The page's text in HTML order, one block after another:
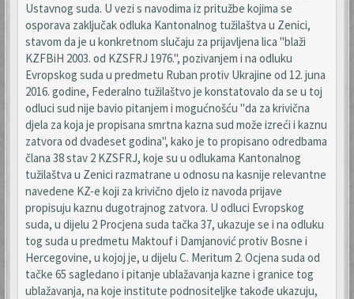
Ustavnog suda. U vezi s navodima iz pritužbe kojima se
osporava zaključak odluka Kantonalnog tužilaštva u Zenici,
stavom da je u konkretnom slučaju za prijavljena lica "blaži
KZFBiH 2003. od KZSFRJ 1976.", pozivanjem i na odluku
Evropskog suda u predmetu Ruban protiv Ukrajine od 12. juna
2016. godine, Federalno tužilaštvo je konstatovalo da se u toj
odluci sud nije bavio pitanjem i mogućnošću "da za krivična
djela za koja je propisana smrtna kazna sud može izreći i kaznu
zatvora od dvadeset godina", kako je to propisano odredbama
člana 38 stav 2 KZSFRJ, koje su u odlukama Kantonalnog
tužilaštva u Zenici razmatrane u odnosu na kasnije relevantne
navedene KZ-e koji za krivično djelo iz navoda prijave
propisuju kaznu dugotrajnog zatvora. U odluci Evropskog
suda, u dijelu 2 Procjena suda tačka 37, ukazuje se i na odluku
tog suda u predmetu Maktouf i Damjanović protiv Bosne i
Hercegovine, u kojoj je, u dijelu C. Meritum 2. Ocjena suda od
tačke 65 sagledano i pitanje ublažavanja kazne i granice tog
ublažavanja, na koje institute podnositeljke takođe ukazuju,